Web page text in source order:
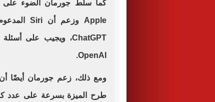
كما سلط جورمان الضوء على
OpenAI.
ومع ذلك، زعم جورمان أيضًا أن
طرح الميزة بسرعة على عدد